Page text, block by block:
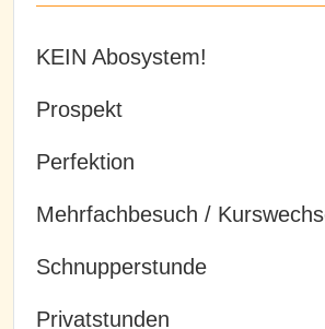
KEIN Abosystem!
Prospekt
Perfektion
Mehrfachbesuch /
Schnupperstunde
Privatstunden